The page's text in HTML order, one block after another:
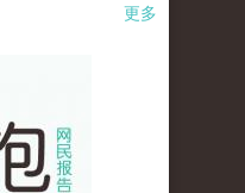
更多
site-120814.jpg